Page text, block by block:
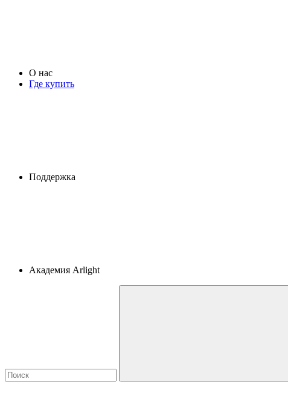
О нас
Где купить
Поддержка
Академия Arlight